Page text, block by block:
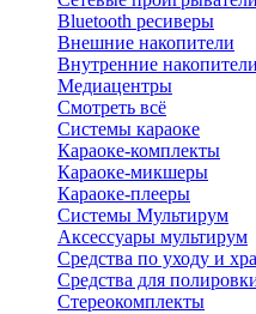
Bluetooth ресиверы
Внешние накопители
Внутренние накопители
Медиацентры
Смотреть всё
Системы караоке
Караоке-комплекты
Караоке-микшеры
Караоке-плееры
Системы Мультирум
Аксессуары мультирум
Средства по уходу и
Средства для
Стереокомплекты